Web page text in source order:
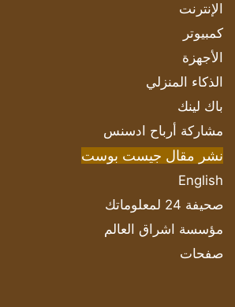
الإنترنت
كمبيوتر
الأجهزة
الذكاء المنزلي
باك لينك
مشاركة أرباح ادسنس
نشر مقال جيست بوست
English
صحيفة 24 لمعلوماتك
مؤسسة اشراق العالم
صفحات